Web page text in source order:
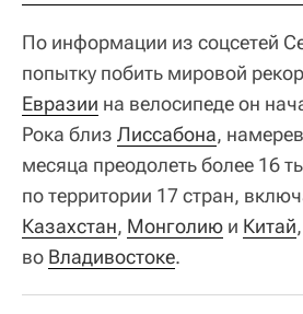
По информации из соцсетей
попытку побить мировой
Евразии на велосипеде он
Рока близ Лиссабона,
месяца преодолеть более 16
по территории 17 стран,
Казахстан, Монголию и Китай
во Владивостоке.